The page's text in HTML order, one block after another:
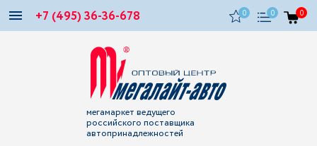
+7 (495) 36-36-678 0 0 0
мегамаркет ведущего
российского поставщика
автопринадлежностей